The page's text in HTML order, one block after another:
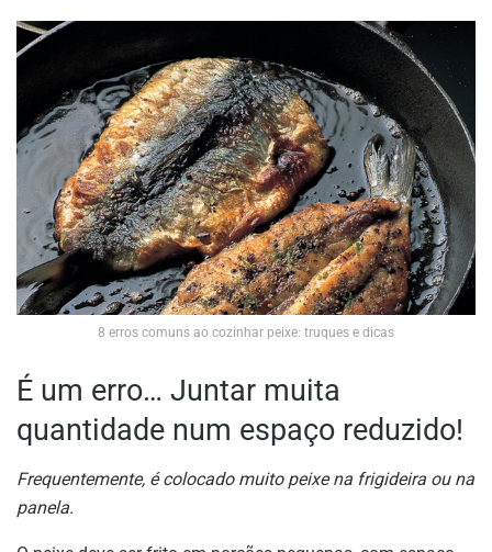
8 erros comuns ao cozinhar peixe: truques e dicas
É um erro… Juntar muita
quantidade num espaço reduzido!
Frequentemente, é colocado muito peixe na frigideira ou na
panela.